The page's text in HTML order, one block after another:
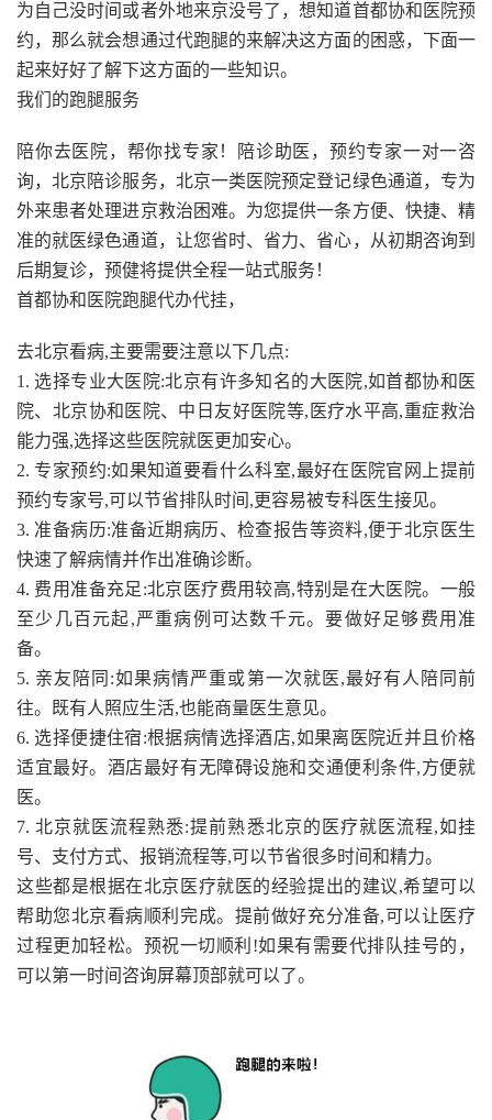
为自己没时间或者外地来京没号了，想知道首都协和医院预
约，那么就会想通过代跑腿的来解决这方面的困惑，下面一
起来好好了解下这方面的一些知识。
我们的跑腿服务
陪你去医院，帮你找专家！陪诊助医，预约专家一对一咨
询，北京陪诊服务，北京一类医院预定登记绿色通道，专为
外来患者处理进京救治困难。为您提供一条方便、快捷、精
准的就医绿色通道，让您省时、省力、省心，从初期咨询到
后期复诊，预健将提供全程一站式服务！
首都协和医院跑腿代办代挂，
去北京看病,主要需要注意以下几点:
1. 选择专业大医院:北京有许多知名的大医院,如首都协和医
院、北京协和医院、中日友好医院等,医疗水平高,重症救治
能力强,选择这些医院就医更加安心。
2. 专家预约:如果知道要看什么科室,最好在医院官网上提前
预约专家号,可以节省排队时间,更容易被专科医生接见。
3. 准备病历:准备近期病历、检查报告等资料,便于北京医生
快速了解病情并作出准确诊断。
4. 费用准备充足:北京医疗费用较高,特别是在大医院。一般
至少几百元起,严重病例可达数千元。要做好足够费用准
备。
5. 亲友陪同:如果病情严重或第一次就医,最好有人陪同前
往。既有人照应生活,也能商量医生意见。
6. 选择便捷住宿:根据病情选择酒店,如果离医院近并且价格
适宜最好。酒店最好有无障碍设施和交通便利条件,方便就
医。
7. 北京就医流程熟悉:提前熟悉北京的医疗就医流程,如挂
号、支付方式、报销流程等,可以节省很多时间和精力。
这些都是根据在北京医疗就医的经验提出的建议,希望可以
帮助您北京看病顺利完成。提前做好充分准备,可以让医疗
过程更加轻松。预祝一切顺利!如果有需要代排队挂号的，
可以第一时间咨询屏幕顶部就可以了。